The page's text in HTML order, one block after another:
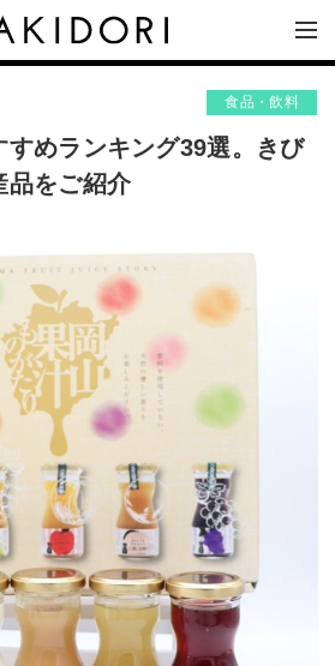
食品・飲料
すめランキング39選。きび
品をご紹介